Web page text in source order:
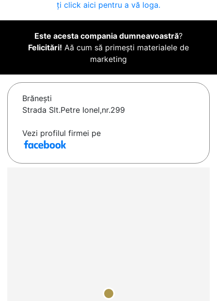
ți click aici pentru a vă loga.
Este acesta compania dumneavoastră?
Felicitări! Aă cum să primești materialele de
marketing
Brăneşti
Strada Slt.Petre Ionel,nr.299
Vezi profilul firmei pe